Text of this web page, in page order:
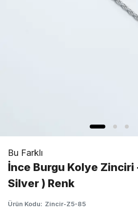
Bu Farklı
İnce Burgu Kolye Zinciri
Silver ) Renk
Ürün Kodu: Zincir-Z5-85